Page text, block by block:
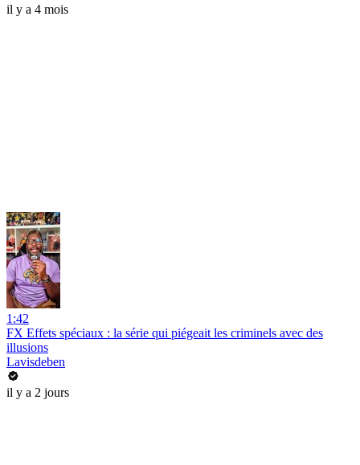
il y a 4 mois
1:42
FX Effets spéciaux : la série qui piégeait les criminels avec des
illusions
Lavisdeben
il y a 2 jours